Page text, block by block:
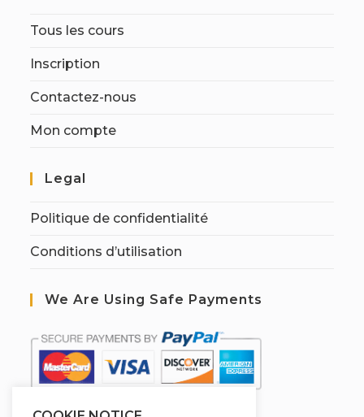
Tous les cours
Inscription
Contactez-nous
Mon compte
Legal
Politique de confidentialité
Conditions d’utilisation
We Are Using Safe Payments